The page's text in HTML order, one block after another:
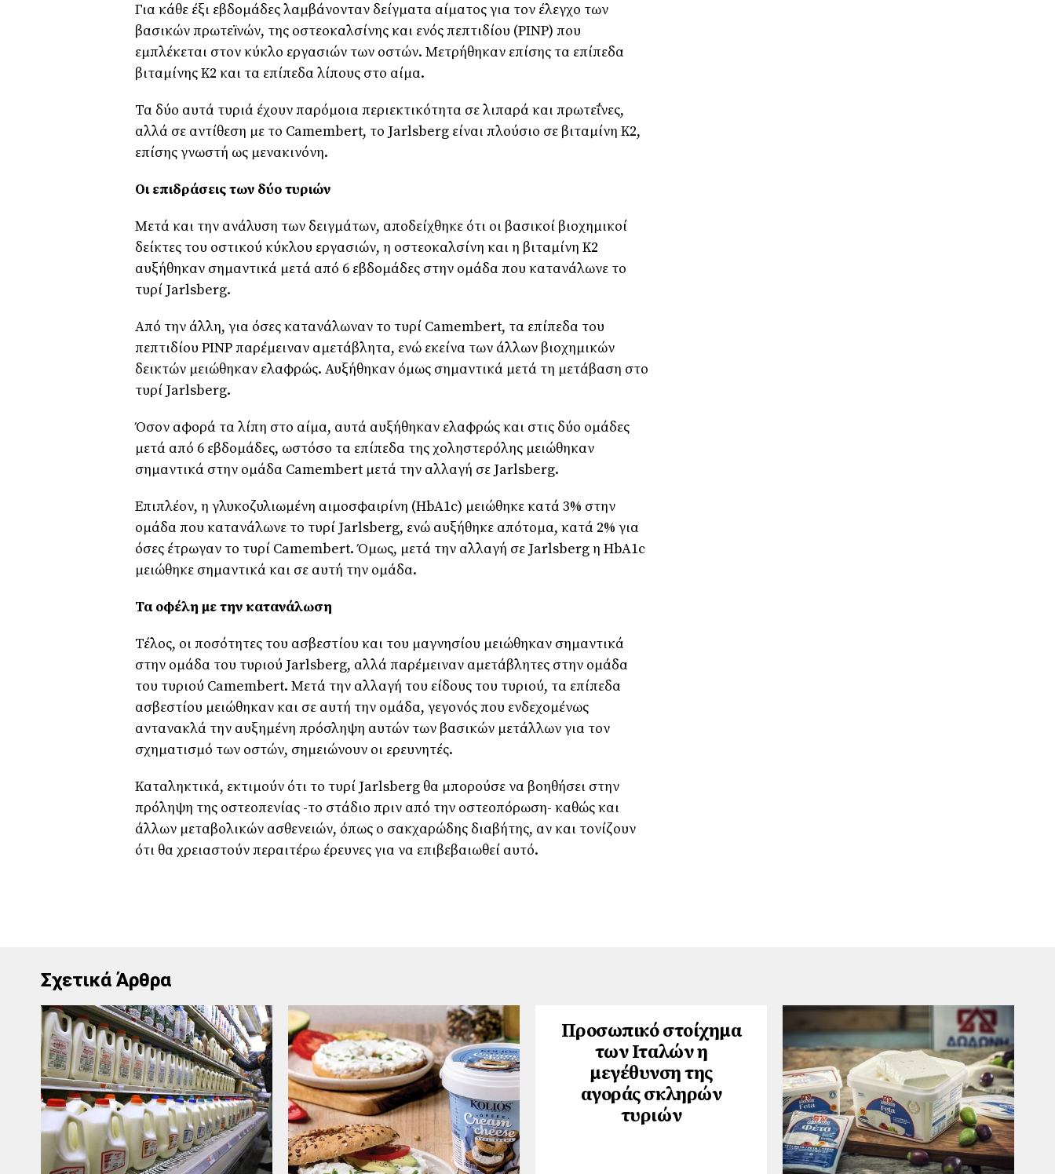
Για κάθε έξι εβδομάδες λαμβάνονταν δείγματα αίματος για τον έλεγχο των
βασικών πρωτεϊνών, της οστεοκαλσίνης και ενός πεπτιδίου (PINP) που
εμπλέκεται στον κύκλο εργασιών των οστών. Μετρήθηκαν επίσης τα επίπεδα
βιταμίνης Κ2 και τα επίπεδα λίπους στο αίμα.
Τα δύο αυτά τυριά έχουν παρόμοια περιεκτικότητα σε λιπαρά και πρωτεΐνες,
αλλά σε αντίθεση με το Camembert, το Jarlsberg είναι πλούσιο σε βιταμίνη Κ2,
επίσης γνωστή ως μενακινόνη.
Οι επιδράσεις των δύο τυριών
Μετά και την ανάλυση των δειγμάτων, αποδείχθηκε ότι οι βασικοί βιοχημικοί
δείκτες του οστικού κύκλου εργασιών, η οστεοκαλσίνη και η βιταμίνη Κ2
αυξήθηκαν σημαντικά μετά από 6 εβδομάδες στην ομάδα που κατανάλωνε το
τυρί Jarlsberg.
Από την άλλη, για όσες κατανάλωναν το τυρί Camembert, τα επίπεδα του
πεπτιδίου PINP παρέμειναν αμετάβλητα, ενώ εκείνα των άλλων βιοχημικών
δεικτών μειώθηκαν ελαφρώς. Αυξήθηκαν όμως σημαντικά μετά τη μετάβαση στο
τυρί Jarlsberg.
Όσον αφορά τα λίπη στο αίμα, αυτά αυξήθηκαν ελαφρώς και στις δύο ομάδες
μετά από 6 εβδομάδες, ωστόσο τα επίπεδα της χοληστερόλης μειώθηκαν
σημαντικά στην ομάδα Camembert μετά την αλλαγή σε Jarlsberg.
Επιπλέον, η γλυκοζυλιωμένη αιμοσφαιρίνη (HbA1c) μειώθηκε κατά 3% στην
ομάδα που κατανάλωνε το τυρί Jarlsberg, ενώ αυξήθηκε απότομα, κατά 2% για
όσες έτρωγαν το τυρί Camembert. Όμως, μετά την αλλαγή σε Jarlsberg η HbA1c
μειώθηκε σημαντικά και σε αυτή την ομάδα.
Τα οφέλη με την κατανάλωση
Τέλος, οι ποσότητες του ασβεστίου και του μαγνησίου μειώθηκαν σημαντικά
στην ομάδα του τυριού Jarlsberg, αλλά παρέμειναν αμετάβλητες στην ομάδα
του τυριού Camembert. Μετά την αλλαγή του είδους του τυριού, τα επίπεδα
ασβεστίου μειώθηκαν και σε αυτή την ομάδα, γεγονός που ενδεχομένως
αντανακλά την αυξημένη πρόσληψη αυτών των βασικών μετάλλων για τον
σχηματισμό των οστών, σημειώνουν οι ερευνητές.
Καταληκτικά, εκτιμούν ότι το τυρί Jarlsberg θα μπορούσε να βοηθήσει στην
πρόληψη της οστεοπενίας -το στάδιο πριν από την οστεοπόρωση- καθώς και
άλλων μεταβολικών ασθενειών, όπως ο σακχαρώδης διαβήτης, αν και τονίζουν
ότι θα χρειαστούν περαιτέρω έρευνες για να επιβεβαιωθεί αυτό.
Σχετικά Άρθρα
Προσωπικό στοίχημα
των Ιταλών η
μεγέθυνση της
αγοράς σκληρών
τυριών